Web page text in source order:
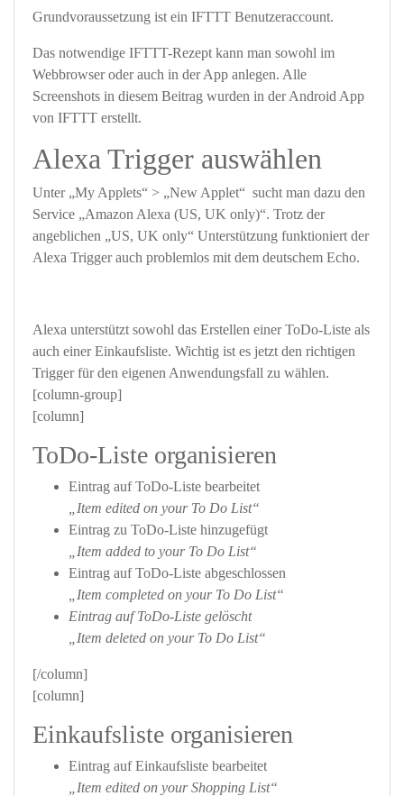
Grundvoraussetzung ist ein IFTTT Benutzeraccount.
Das notwendige IFTTT-Rezept kann man sowohl im
Webbrowser oder auch in der App anlegen. Alle
Screenshots in diesem Beitrag wurden in der Android App
von IFTTT erstellt.
Alexa Trigger auswählen
Unter „My Applets“ > „New Applet“ sucht man dazu den
Service „Amazon Alexa (US, UK only)“. Trotz der
angeblichen „US, UK only“ Unterstützung funktioniert der
Alexa Trigger auch problemlos mit dem deutschem Echo.
Alexa unterstützt sowohl das Erstellen einer ToDo-Liste als
auch einer Einkaufsliste. Wichtig ist es jetzt den richtigen
Trigger für den eigenen Anwendungsfall zu wählen.
[column-group]
[column]
ToDo-Liste organisieren
Eintrag auf ToDo-Liste bearbeitet
„Item edited on your To Do List“
Eintrag zu ToDo-Liste hinzugefügt
„Item added to your To Do List“
Eintrag auf ToDo-Liste abgeschlossen
„Item completed on your To Do List“
Eintrag auf ToDo-Liste gelöscht
„Item deleted on your To Do List“
[/column]
[column]
Einkaufsliste organisieren
Eintrag auf Einkaufsliste bearbeitet
„Item edited on your Shopping List“